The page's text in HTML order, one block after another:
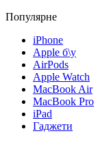
Популярне
iPhone
Apple б\у
AirPods
Apple Watch
MacBook Air
MacBook Pro
iPad
Гаджети